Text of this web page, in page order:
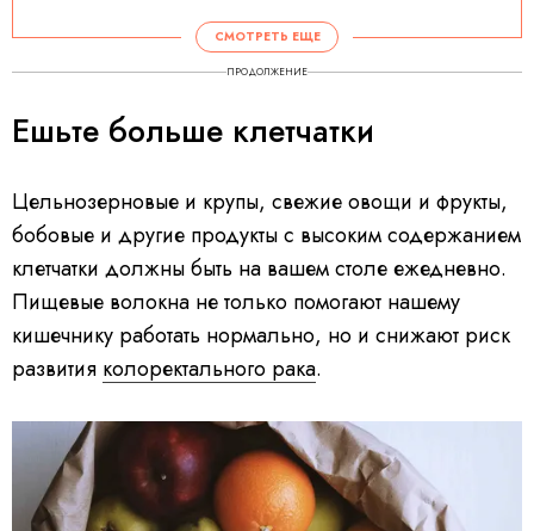
СМОТРЕТЬ ЕЩЕ
ПРОДОЛЖЕНИЕ
Ешьте больше клетчатки
Цельнозерновые и крупы, свежие овощи и фрукты,
бобовые и другие продукты с высоким содержанием
клетчатки должны быть на вашем столе ежедневно.
Пищевые волокна не только помогают нашему
кишечнику работать нормально, но и снижают риск
развития колоректального рака.